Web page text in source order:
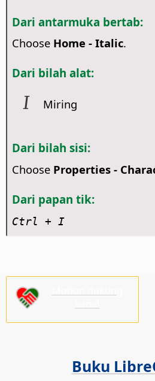
Dari antarmuka bertab:
Choose Home - Italic.
Dari bilah alat:
Miring
Dari bilah sisi:
Choose Properties -
Dari papan tik:
Ctrl + I
Buku